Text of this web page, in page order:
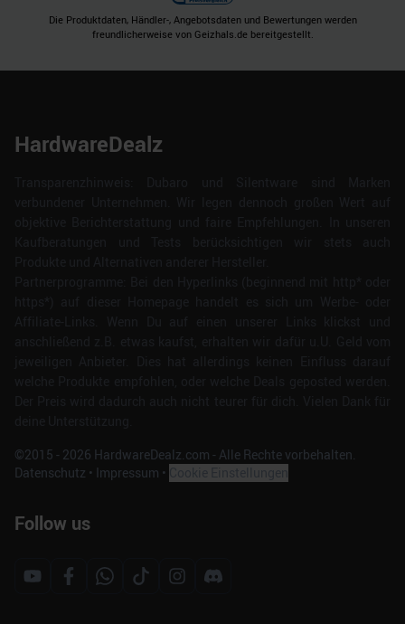
Die Produktdaten, Händler-, Angebotsdaten und Bewertungen werden
freundlicherweise von Geizhals.de bereitgestellt.
HardwareDealz
©2015 - 2026 HardwareDealz.com - Alle Rechte vorbehalten.
Datenschutz • Impressum •
Follow us